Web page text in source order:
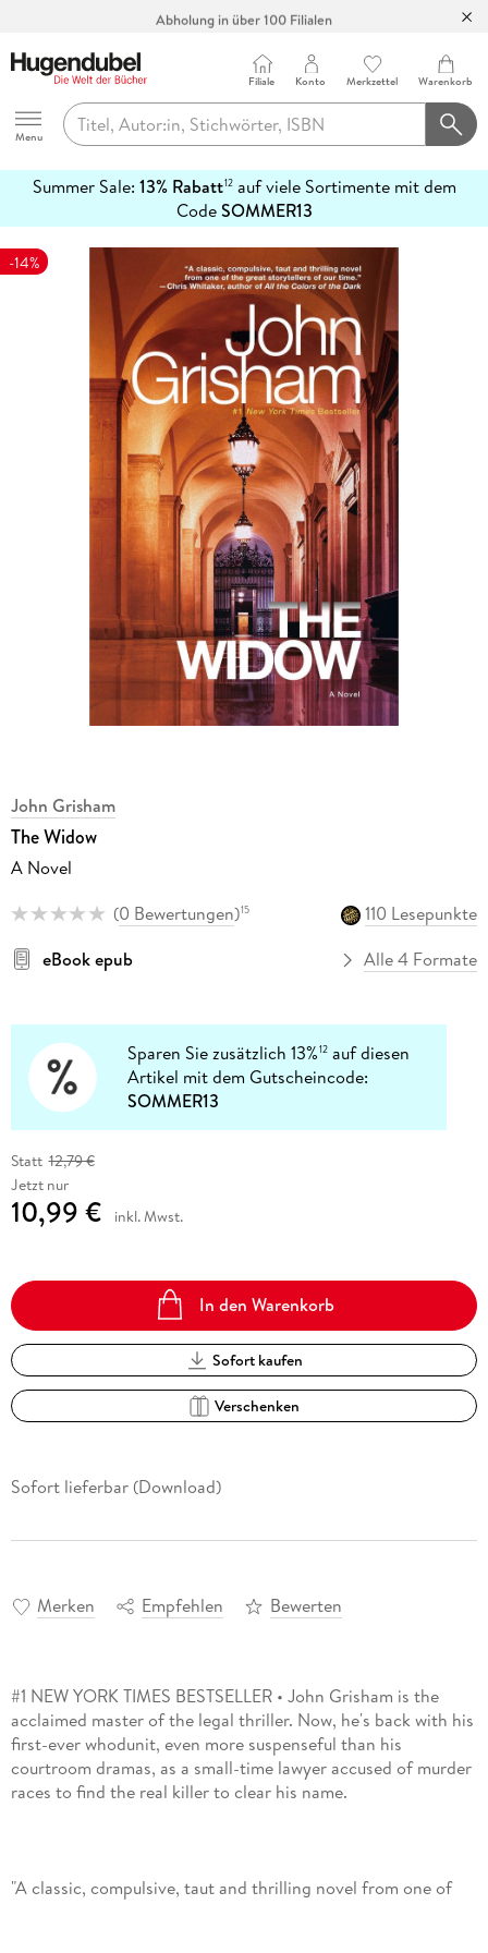
Abholung in über 100 Filialen
Hugendubel
Menu
Filiale Konto Merkzettel Warenkorb
Summer Sale: 13% Rabatt12auf viele Sortimente mit dem
CodeSOMMER13
erfahren
-14%
John Grisham
The Widow
A Novel
(0 Bewertungen)15
110 Lesepunkte
eBook epub
Alle 4 Formate
Sparen Sie zusätzlich 13%12 auf diesen
Artikel mit dem Gutscheincode:
SOMMER13
Statt 12,79 €
Jetzt nur
10,99 € inkl. Mwst.
In den Warenkorb
Sofort kaufen
Verschenken
Sofort lieferbar (Download)
Merken Empfehlen Bewerten
#1 NEW YORK TIMES BESTSELLER • John Grisham is the
acclaimed master of the legal thriller. Now, he's back with his
first-ever whodunit, even more suspenseful than his
courtroom dramas, as a small-time lawyer accused of murder
"A classic, compulsive, taut and thrilling novel from one of